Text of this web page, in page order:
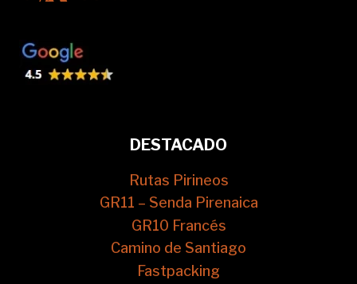
DESTACADO
Rutas Pirineos
GR11 – Senda Pirenaica
GR10 Francés
Camino de Santiago
Fastpacking